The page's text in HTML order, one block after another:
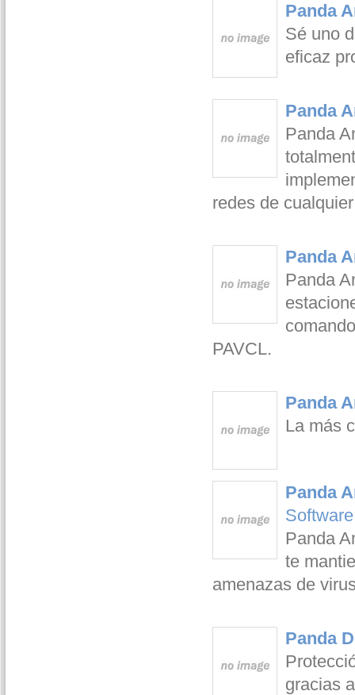
Panda
Sé uno
eficaz
Panda
Panda
redes de
Panda
Panda
PAVCL.
Panda
La más
Panda
Software
Panda
te
amenazas de
Panda
gracias